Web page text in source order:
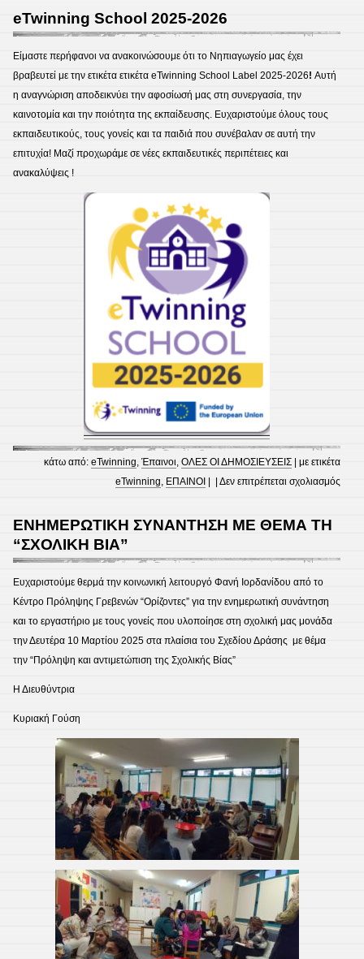
eTwinning School 2025-2026
Είμαστε περήφανοι να ανακοινώσουμε ότι το Νηπιαγωγείο μας έχει
βραβευτεί με την ετικέτα ετικέτα eTwinning School Label 2025-2026! Αυτή
η αναγνώριση αποδεικνύει την αφοσίωσή μας στη συνεργασία, την
καινοτομία και την ποιότητα της εκπαίδευσης. Ευχαριστούμε όλους τους
εκπαιδευτικούς, τους γονείς και τα παιδιά που συνέβαλαν σε αυτή την
επιτυχία! Μαζί προχωράμε σε νέες εκπαιδευτικές περιπέτειες και
ανακαλύψεις !
κάτω από:eTwinning,Έπαινοι,ΟΛΕΣ ΟΙ ΔΗΜΟΣΙΕΥΣΕΙΣ | με ετικέτα
eTwinning, ΕΠΑΙΝΟΙ | |Δεν επιτρέπεται σχολιασμός
2026
ENHΜΕΡΩΤΙΚΗ ΣΥΝΑΝΤΗΣΗ ΜΕ ΘΕΜΑ ΤΗ
“ΣΧΟΛΙΚΗ ΒΙΑ”
Ευχαριστούμε θερμά την κοινωνική λειτουργό Φανή Ιορδανίδου από το
Κέντρο Πρόληψης Γρεβενών “Ορίζοντες” για την ενημερωτική συνάντηση
και το εργαστήριο με τους γονείς που υλοποίησε στη σχολική μας μονάδα
την Δευτέρα 10 Μαρτίου 2025 στα πλαίσια του Σχεδίου Δράσης με θέμα
την “Πρόληψη και αντιμετώπιση της Σχολικής Βίας”
Η Διευθύντρια
Κυριακή Γούση